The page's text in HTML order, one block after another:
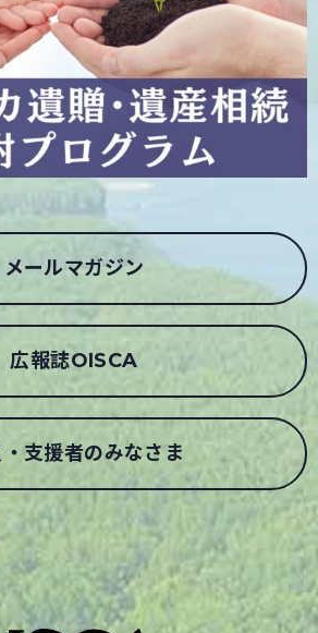
メールマガジン
広報誌OISCA
支援者のみなさま